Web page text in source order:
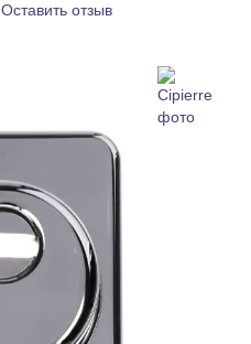
Оставить отзыв